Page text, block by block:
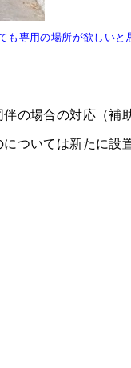
も専用の場所が欲しいと
の場合の対応（補
ついては新たに設